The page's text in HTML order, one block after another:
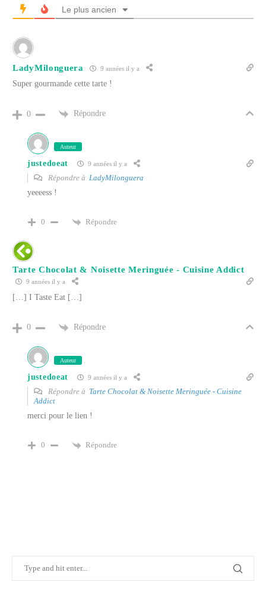
Le plus ancien
LadyMilonguera 9 années il y a
Super gourmande cette tarte !
0 Répondre
Auteur
justedoeat 9 années il y a
Répondre à LadyMilonguera
yeeeess !
0 Répondre
Tarte Chocolat & Noisette Meringuée - Cuisine Addict
9 années il y a
[…] I Taste Eat […]
0 Répondre
Auteur
justedoeat 9 années il y a
Répondre à Tarte Chocolat & Noisette Meringuée - Cuisine
Addict
merci pour le lien !
0 Répondre